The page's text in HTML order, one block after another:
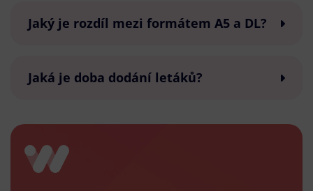
Jaký je rozdíl mezi formátem A5 a DL?
Jaká je doba dodání letáků?